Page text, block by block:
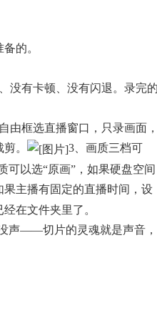
的。
没有卡顿、没有闪退。录完
由框选直播窗口，只录画面
。
3、画质三档可
可以选“原画”，如果硬盘空间
果主播有固定的直播时间，设
在文件夹里了。
声——切片的灵魂就是声音，